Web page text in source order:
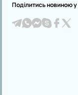
Поділитись новиною